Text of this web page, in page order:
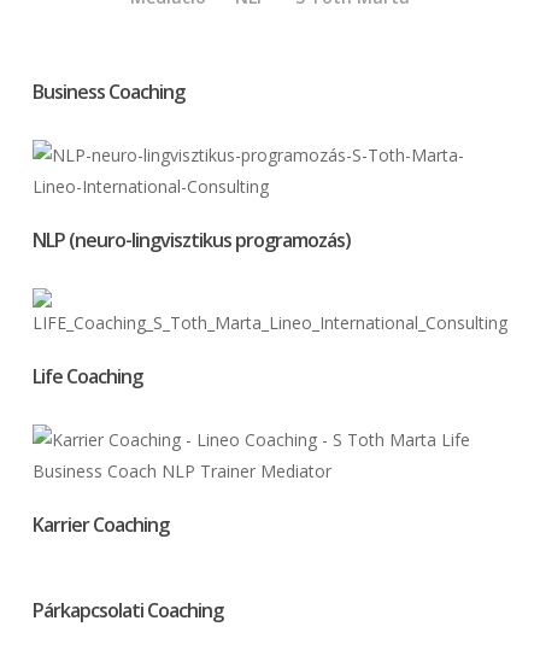
Business Coaching
NLP (neuro-lingvisztikus programozás)
Life Coaching
Karrier Coaching
Párkapcsolati Coaching